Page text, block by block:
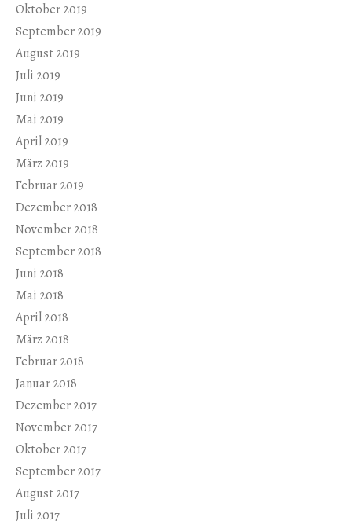
Oktober 2019
September 2019
August 2019
Juli 2019
Juni 2019
Mai 2019
April 2019
März 2019
Februar 2019
Dezember 2018
November 2018
September 2018
Juni 2018
Mai 2018
April 2018
März 2018
Februar 2018
Januar 2018
Dezember 2017
November 2017
Oktober 2017
September 2017
August 2017
Juli 2017